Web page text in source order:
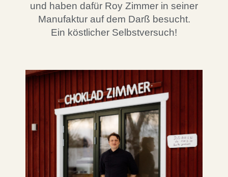
und haben dafür Roy Zimmer in seiner
Manufaktur auf dem Darß besucht.
Ein köstlicher Selbstversuch!